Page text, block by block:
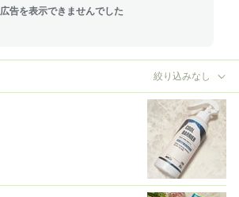
広告を表示できませんでした
絞り込みなし